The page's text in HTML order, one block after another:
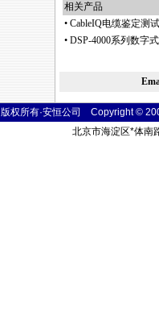
相关产品
• CableIQ电缆鉴定测
• DSP-4000系列数字
版权所有·安恒公司 Copyright ©
北京市海淀区*体南